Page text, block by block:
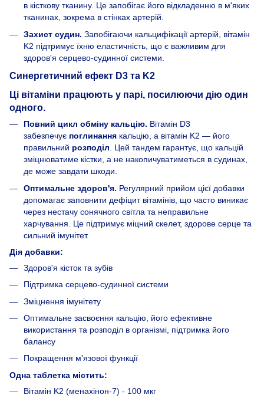
в кісткову тканину. Це запобігає його відкладенню в м'яких
тканинах, зокрема в стінках артерій.
Захист судин. Запобігаючи кальцифікації артерій, вітамін
K2 підтримує їхню еластичність, що є важливим для
здоров'я серцево-судинної системи.
Синергетичний ефект D3 та K2
Ці вітаміни працюють у парі, посилюючи дію один
одного.
Повний цикл обміну кальцію. Вітамін D3
забезпечує поглинання кальцію, а вітамін K2 — його
правильний розподіл . Цей тандем гарантує, що кальцій
зміцнюватиме кістки, а не накопичуватиметься в судинах,
де може завдати шкоди.
Оптимальне здоров'я. Регулярний прийом цієї добавки
допомагає заповнити дефіцит вітамінів, що часто виникає
через нестачу сонячного світла та неправильне
харчування. Це підтримує міцний скелет, здорове серце та
сильний імунітет.
Дія добавки:
Здоров'я кісток та зубів
Підтримка серцево-судинної системи
Зміцнення імунітету
Оптимальне засвоєння кальцію, його ефективне
використання та розподіл в організмі, підтримка його
балансу
Покращення м'язової функції
Одна таблетка містить:
Вітамін K2 (менахінон-7) - 100 мкг